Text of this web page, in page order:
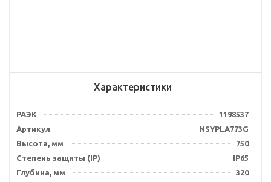
Характеристики
РАЭК
1198537
Артикул
NSYPLA773G
Высота, мм
750
Степень защиты (IP)
IP65
Глубина, мм
320